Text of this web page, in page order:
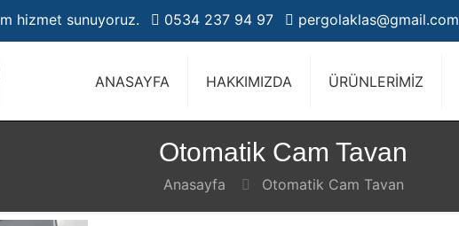
hizmet sunuyoruz. 0534 237 94 97 pergolaklas@gmail.com
ANASAYFA HAKKIMIZDA ÜRÜNLERİMİZ
Otomatik Cam Tavan
Anasayfa Otomatik Cam Tavan